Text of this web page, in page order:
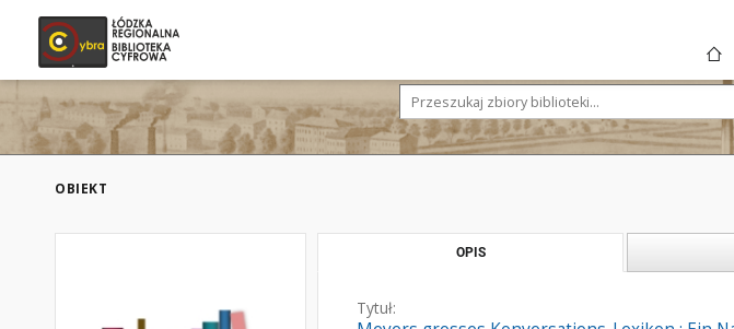
OBIEKT
OPIS
Tytuł: